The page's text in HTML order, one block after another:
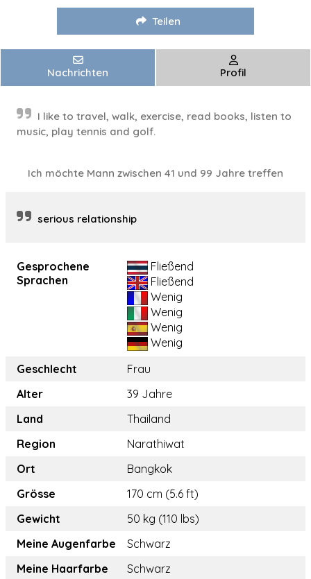
Teilen
Nachrichten Profil
I like to travel, walk, exercise, read books, listen to
music, play tennis and golf.
Ich möchte Mann zwischen 41 und 99 Jahre treffen
serious relationship
Gesprochene
Sprachen
Fließend
Fließend
Wenig
Wenig
Wenig
Wenig
Geschlecht
Frau
Alter
39 Jahre
Land
Thailand
Region
Narathiwat
Ort
Bangkok
Grösse
170 cm (5.6 ft)
Gewicht
50 kg (110 lbs)
Meine Augenfarbe
Schwarz
Meine Haarfarbe
Schwarz